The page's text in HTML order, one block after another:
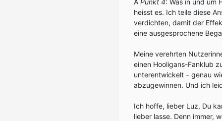
Â Punkt 4: Was in und um
heisst es. Ich teile diese
verdichten, damit der
eine ausgesprochene
Meine verehrten
einen Hooligans-Fanklub
unterentwickelt – genau
abzugewinnen. Und ich
Ich hoffe, lieber Luz, Du
lieber lasse. Denn immer,